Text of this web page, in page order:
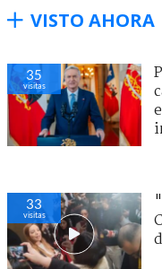
VISTO AHORA
35
visitas
33
visitas